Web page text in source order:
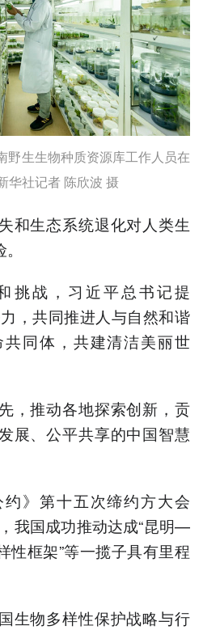
野生生物种质资源库工作人员在
华社记者 陈欣波 摄
和生态系统退化对人类生
挑战，习近平总书记提
，共同推进人与自然和谐
同体，共建清洁美丽世
，推动各地探索创新，贡
展、公平共享的中国智慧
》第十五次缔约方大会
我国成功推动达成“昆明—
性框架”等一揽子具有里程
生物多样性保护战略与行